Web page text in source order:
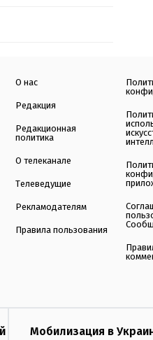
О нас
Редакция
Редакционная
политика
О телеканале
Телеведущие
Рекламодателям
Правила пользования
Мобилизация в